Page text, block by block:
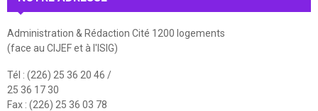
Administration & Rédaction Cité 1200 logements
(face au CIJEF et à l'ISIG)
Tél : (226) 25 36 20 46 /
25 36 17 30
Fax : (226) 25 36 03 78